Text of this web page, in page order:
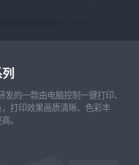
的一款由电脑控制一键打印、
打印效果画质清晰、色彩丰
。